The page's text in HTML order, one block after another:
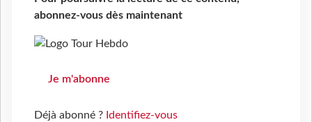
abonnez-vous dès maintenant
Je m'abonne
Déjà abonné ? Identifiez-vous